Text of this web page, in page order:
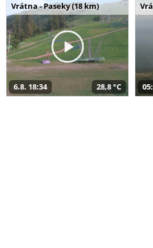
Vrátna - Paseky (18 km)
6.8. 18:34 28,8 °C